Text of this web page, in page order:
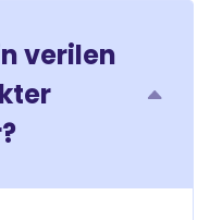
verilen